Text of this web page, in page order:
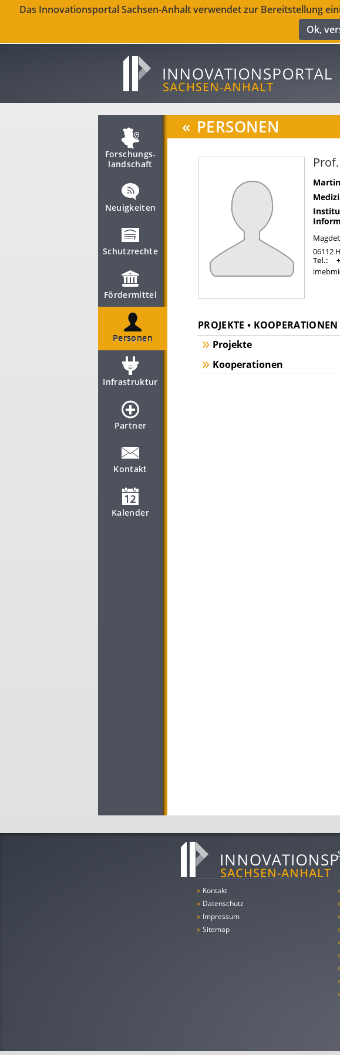
Das Innovationsportal Sachsen-Anhalt verwendet zur Bereitstellung
Ok,
Forschungs­
landschaft
Neuigkeiten
Schutzrechte
Fördermittel
Personen
Infrastruktur
Partner
Kontakt
Kalender
« PERSONEN
06112
Tel.:
PROJEKTE • KOOPERATIONEN
Projekte
Kooperationen
» Kontakt
» Datenschutz
» Impressum
» Sitemap